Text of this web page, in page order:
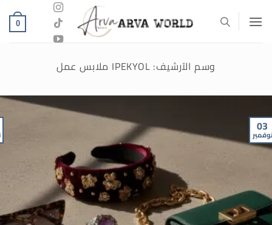
للمحتوى
0
وسم الآرشيف: IPEKYOL ملابس عمل
03
نوفمبر